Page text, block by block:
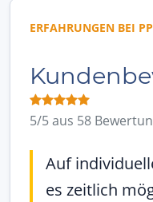
ERFAHRUNGEN BEI
5/5 aus 58
Auf
es zeitlich